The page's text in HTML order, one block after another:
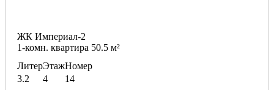
ЖК Империал-2
1-комн. квартира 50.5 м²
Литер
3.2
Этаж
4
Номер
14